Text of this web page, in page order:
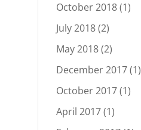
October 2018(1)
July 2018(2)
May 2018(2)
December 2017(1)
October 2017(1)
April 2017(1)